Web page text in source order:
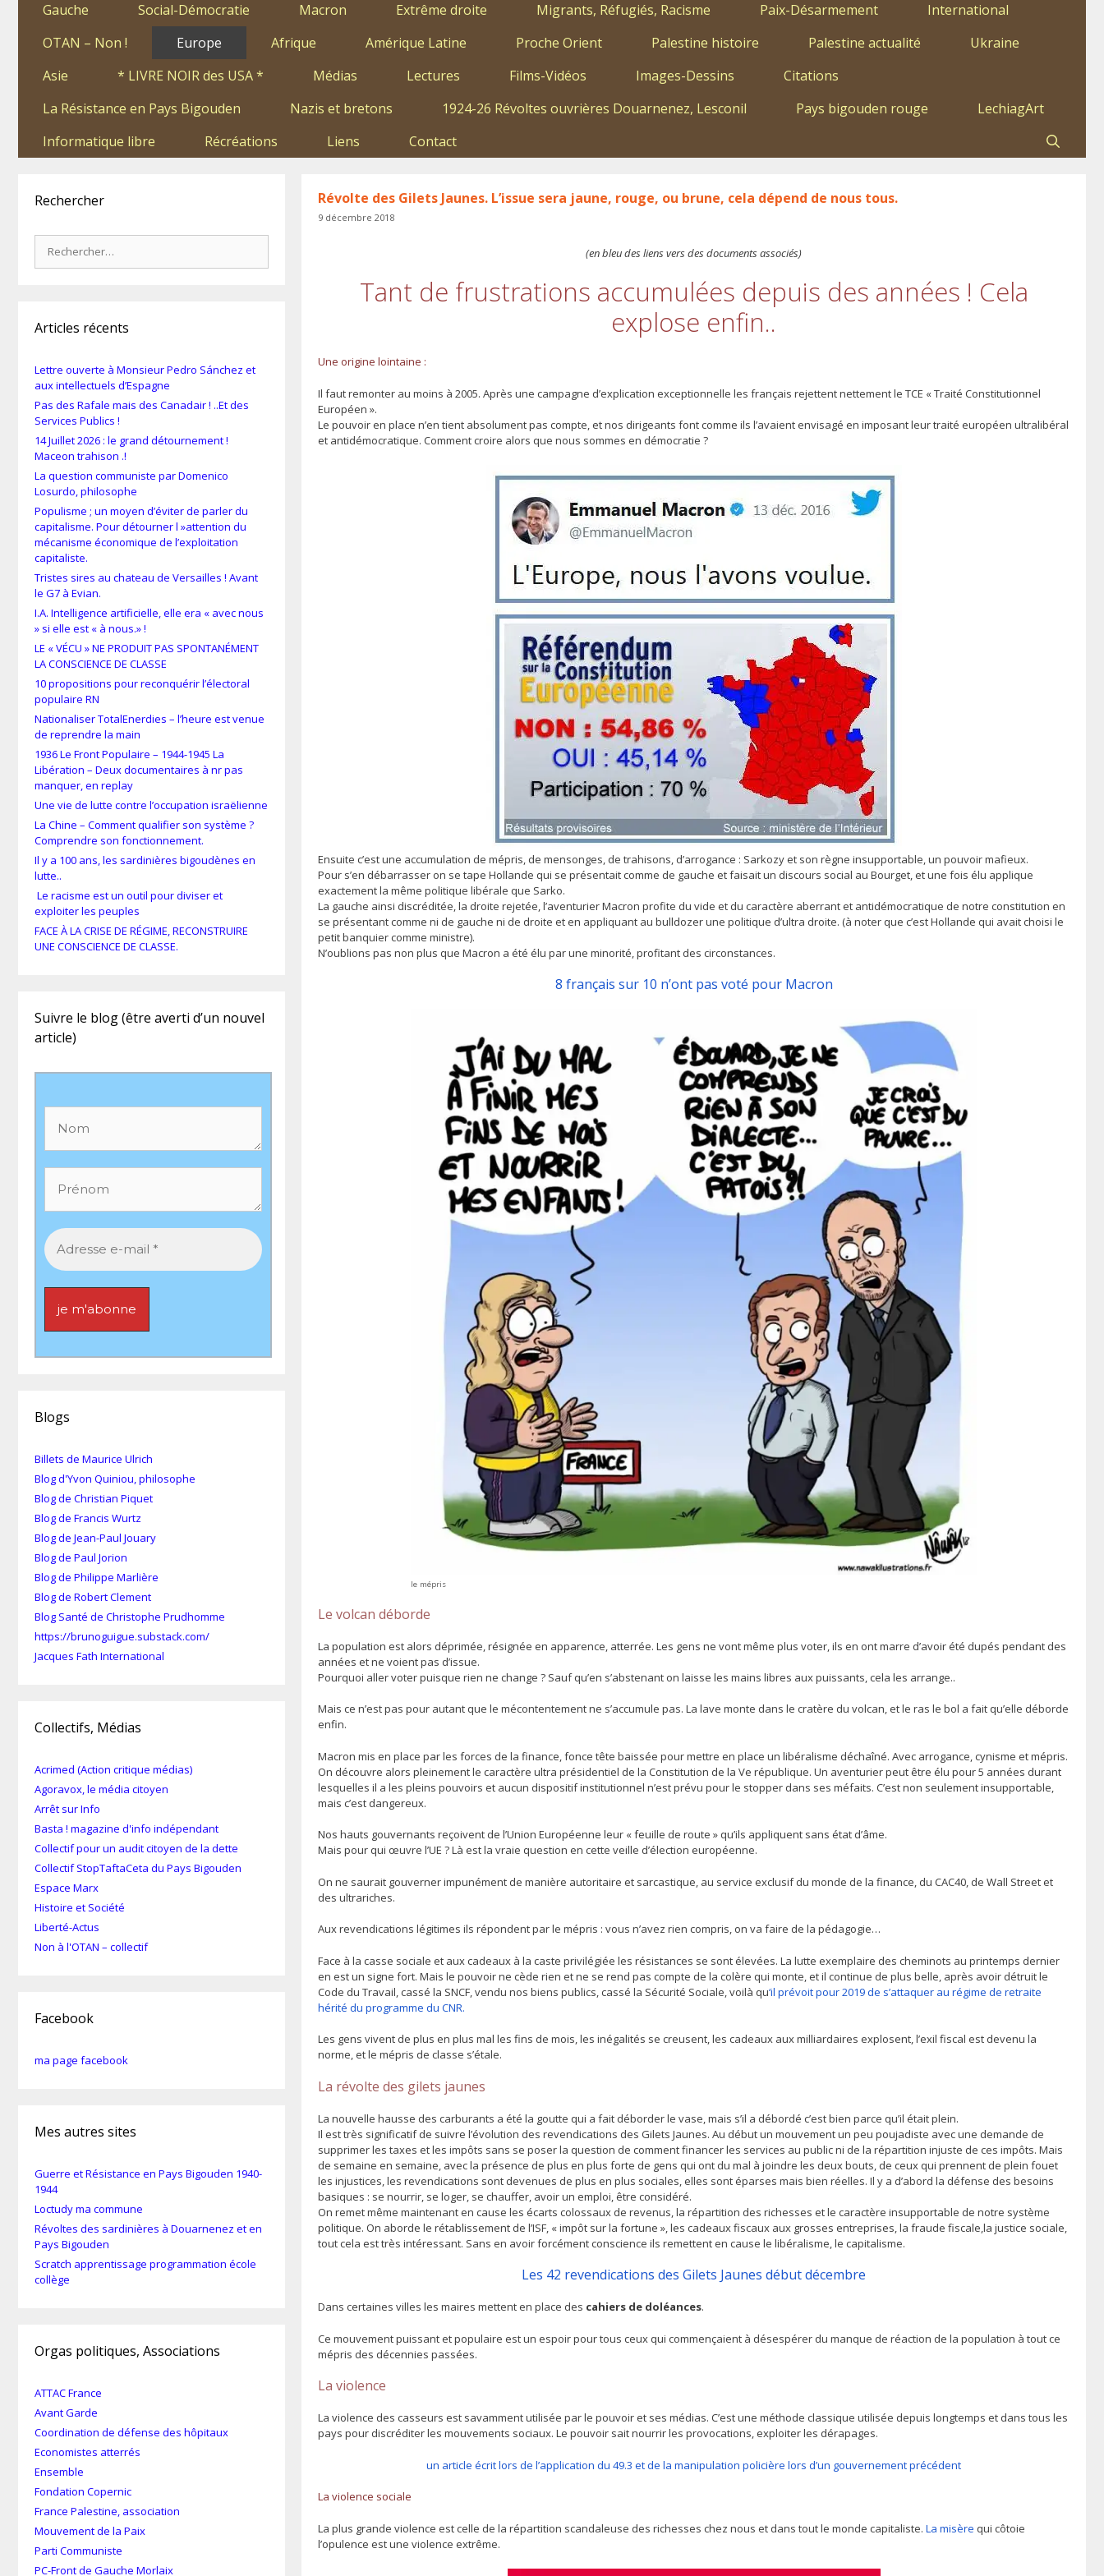
Gauche
Social-Démocratie Macron Extrême droite Migrants, Réfugiés, Racisme Paix-Désarmement
International
OTAN – Non !
Europe Afrique Amérique Latine Proche Orient Palestine histoire Palestine actualité
Ukraine
Asie
* LIVRE NOIR des USA * Médias Lectures Films-Vidéos Images-Dessins
Citations
La Résistance en Pays Bigouden
Nazis et bretons 1924-26 Révoltes ouvrières Douarnenez, Lesconil Pays bigouden rouge
LechiagArt
Informatique libre
Récréations Liens Contact
Révolte des Gilets Jaunes. L’issue sera jaune, rouge, ou brune, cela dépend de nous tous.
9 décembre 2018
(en bleu des liens vers des documents associés)
Tant de frustrations accumulées depuis des années ! Cela
explose enfin..
Une origine lointaine :
Il faut remonter au moins à 2005. Après une campagne d’explication exceptionnelle les français rejettent nettement le TCE « Traité Constitutionnel
Européen ».
Le pouvoir en place n’en tient absolument pas compte, et nos dirigeants font comme ils l’avaient envisagé en imposant leur traité européen ultralibéral
et antidémocratique. Comment croire alors que nous sommes en démocratie ?
Ensuite c’est une accumulation de mépris, de mensonges, de trahisons, d’arrogance : Sarkozy et son règne insupportable, un pouvoir mafieux.
Pour s’en débarrasser on se tape Hollande qui se présentait comme de gauche et faisait un discours social au Bourget, et une fois élu applique
exactement la même politique libérale que Sarko.
La gauche ainsi discréditée, la droite rejetée, l’aventurier Macron profite du vide et du caractère aberrant et antidémocratique de notre constitution en
se présentant comme ni de gauche ni de droite et en appliquant au bulldozer une politique d’ultra droite. (à noter que c’est Hollande qui avait choisi le
petit banquier comme ministre).
N’oublions pas non plus que Macron a été élu par une minorité, profitant des circonstances.
8 français sur 10 n’ont pas voté pour Macron
le mépris
Le volcan déborde
La population est alors déprimée, résignée en apparence, atterrée. Les gens ne vont même plus voter, ils en ont marre d’avoir été dupés pendant des
années et ne voient pas d’issue.
Pourquoi aller voter puisque rien ne change ? Sauf qu’en s’abstenant on laisse les mains libres aux puissants, cela les arrange..
Mais ce n’est pas pour autant que le mécontentement ne s’accumule pas. La lave monte dans le cratère du volcan, et le ras le bol a fait qu’elle déborde
enfin.
Macron mis en place par les forces de la finance, fonce tête baissée pour mettre en place un libéralisme déchaîné. Avec arrogance, cynisme et mépris.
On découvre alors pleinement le caractère ultra présidentiel de la Constitution de la Ve république. Un aventurier peut être élu pour 5 années durant
lesquelles il a les pleins pouvoirs et aucun dispositif institutionnel n’est prévu pour le stopper dans ses méfaits. C’est non seulement insupportable,
mais c’est dangereux.
Nos hauts gouvernants reçoivent de l’Union Européenne leur « feuille de route » qu’ils appliquent sans état d’âme.
Mais pour qui œuvre l’UE ? Là est la vraie question en cette veille d’élection européenne.
On ne saurait gouverner impunément de manière autoritaire et sarcastique, au service exclusif du monde de la finance, du CAC40, de Wall Street et
des ultrariches.
Aux revendications légitimes ils répondent par le mépris : vous n’avez rien compris, on va faire de la pédagogie…
Face à la casse sociale et aux cadeaux à la caste privilégiée les résistances se sont élevées. La lutte exemplaire des cheminots au printemps dernier
en est un signe fort. Mais le pouvoir ne cède rien et ne se rend pas compte de la colère qui monte, et il continue de plus belle, après avoir détruit le
Code du Travail, cassé la SNCF, vendu nos biens publics, cassé la Sécurité Sociale, voilà qu‘il prévoit pour 2019 de s’attaquer au régime de retraite
hérité du programme du CNR.
Les gens vivent de plus en plus mal les fins de mois, les inégalités se creusent, les cadeaux aux milliardaires explosent, l’exil fiscal est devenu la
norme, et le mépris de classe s’étale.
La révolte des gilets jaunes
La nouvelle hausse des carburants a été la goutte qui a fait déborder le vase, mais s’il a débordé c’est bien parce qu’il était plein.
Il est très significatif de suivre l’évolution des revendications des Gilets Jaunes. Au début un mouvement un peu poujadiste avec une demande de
supprimer les taxes et les impôts sans se poser la question de comment financer les services au public ni de la répartition injuste de ces impôts. Mais
de semaine en semaine, avec la présence de plus en plus forte de gens qui ont du mal à joindre les deux bouts, de ceux qui prennent de plein fouet
les injustices, les revendications sont devenues de plus en plus sociales, elles sont éparses mais bien réelles. Il y a d’abord la défense des besoins
basiques : se nourrir, se loger, se chauffer, avoir un emploi, être considéré.
On remet même maintenant en cause les écarts colossaux de revenus, la répartition des richesses et le caractère insupportable de notre système
politique. On aborde le rétablissement de l’ISF, « impôt sur la fortune », les cadeaux fiscaux aux grosses entreprises, la fraude fiscale,la justice sociale,
tout cela est très intéressant. Sans en avoir forcément conscience ils remettent en cause le libéralisme, le capitalisme.
Les 42 revendications des Gilets Jaunes début décembre
Dans certaines villes les maires mettent en place des cahiers de doléances.
Ce mouvement puissant et populaire est un espoir pour tous ceux qui commençaient à désespérer du manque de réaction de la population à tout ce
mépris des décennies passées.
La violence
La violence des casseurs est savamment utilisée par le pouvoir et ses médias. C’est une méthode classique utilisée depuis longtemps et dans tous les
pays pour discréditer les mouvements sociaux. Le pouvoir sait nourrir les provocations, exploiter les dérapages.
un article écrit lors de l’application du 49.3 et de la manipulation policière lors d’un gouvernement précédent
La violence sociale
La plus grande violence est celle de la répartition scandaleuse des richesses chez nous et dans tout le monde capitaliste. La misère qui côtoie
l’opulence est une violence extrême.
Rechercher
Articles récents
Lettre ouverte à Monsieur Pedro Sánchez et
aux intellectuels d’Espagne
Pas des Rafale mais des Canadair ! ..Et des
Services Publics !
14 Juillet 2026 : le grand détournement !
Maceon trahison .!
La question communiste par Domenico
Losurdo, philosophe
Populisme ; un moyen d’éviter de parler du
capitalisme. Pour détourner l »attention du
mécanisme économique de l’exploitation
capitaliste.
Tristes sires au chateau de Versailles ! Avant
le G7 à Evian.
I.A. Intelligence artificielle, elle era « avec nous
» si elle est « à nous.» !
LE « VÉCU » NE PRODUIT PAS SPONTANÉMENT
LA CONSCIENCE DE CLASSE
10 propositions pour reconquérir l’électoral
populaire RN
Nationaliser TotalEnerdies – l’heure est venue
de reprendre la main
1936 Le Front Populaire – 1944-1945 La
Libération – Deux documentaires à nr pas
manquer, en replay
Une vie de lutte contre l’occupation israëlienne
La Chine – Comment qualifier son système ?
Comprendre son fonctionnement.
Il y a 100 ans, les sardinières bigoudènes en
lutte..
Le racisme est un outil pour diviser et
exploiter les peuples
FACE À LA CRISE DE RÉGIME, RECONSTRUIRE
UNE CONSCIENCE DE CLASSE.
Suivre le blog (être averti d’un nouvel
article)
Blogs
Billets de Maurice Ulrich
Blog d'Yvon Quiniou, philosophe
Blog de Christian Piquet
Blog de Francis Wurtz
Blog de Jean-Paul Jouary
Blog de Paul Jorion
Blog de Philippe Marlière
Blog de Robert Clement
Blog Santé de Christophe Prudhomme
https://brunoguigue.substack.com/
Jacques Fath International
Collectifs, Médias
Acrimed (Action critique médias)
Agoravox, le média citoyen
Arrêt sur Info
Basta ! magazine d'info indépendant
Collectif pour un audit citoyen de la dette
Collectif StopTaftaCeta du Pays Bigouden
Espace Marx
Histoire et Société
Liberté-Actus
Non à l'OTAN – collectif
Facebook
ma page facebook
Mes autres sites
Guerre et Résistance en Pays Bigouden 1940-
1944
Loctudy ma commune
Révoltes des sardinières à Douarnenez et en
Pays Bigouden
Scratch apprentissage programmation école
collège
Orgas politiques, Associations
ATTAC France
Avant Garde
Coordination de défense des hôpitaux
Economistes atterrés
Ensemble
Fondation Copernic
France Palestine, association
Mouvement de la Paix
Parti Communiste
PC-Front de Gauche Morlaix